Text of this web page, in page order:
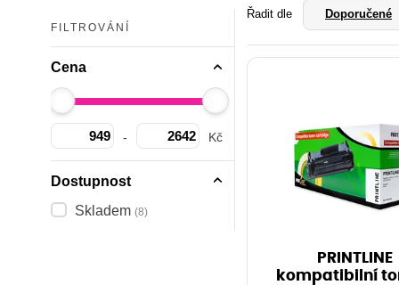
FILTROVÁNÍ
Cena
- Kč
Dostupnost
Skladem (8)
Řadit dle Doporučené
PRINTLINE
kompatibilní